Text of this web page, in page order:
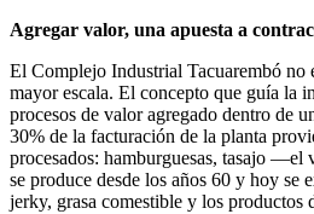
Agregar valor, una apuesta a
El Complejo Industrial Tacuarembó no
mayor escala. El concepto que guía la
procesos de valor agregado dentro de
30% de la facturación de la planta
procesados: hamburguesas, tasajo —el
se produce desde los años 60 y hoy
jerky, grasa comestible y los productos